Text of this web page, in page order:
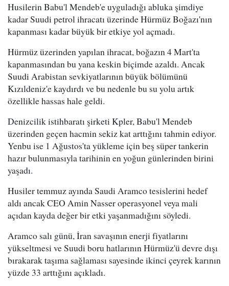
Husilerin Babu'l Mendeb'e uyguladığı abluka şimdiye
kadar Suudi petrol ihracatı üzerinde Hürmüz Boğazı'nın
kapanması kadar büyük bir etkiye yol açmadı.
Hürmüz üzerinden yapılan ihracat, boğazın 4 Mart'ta
kapanmasından bu yana keskin biçimde azaldı. Ancak
Suudi Arabistan sevkiyatlarının büyük bölümünü
Kızıldeniz'e kaydırdı ve bu nedenle bu su yolu artık
özellikle hassas hale geldi.
Denizcilik istihbaratı şirketi Kpler, Babu'l Mendeb
üzerinden geçen hacmin sekiz kat arttığını tahmin ediyor.
Yenbu ise 1 Ağustos'ta yükleme için beş süper tankerin
hazır bulunmasıyla tarihinin en yoğun günlerinden birini
yaşadı.
Husiler temmuz ayında Saudi Aramco tesislerini hedef
aldı ancak CEO Amin Nasser operasyonel veya mali
açıdan kayda değer bir etki yaşanmadığını söyledi.
Aramco salı günü, İran savaşının enerji fiyatlarını
yükseltmesi ve Suudi boru hatlarının Hürmüz'ü devre dışı
bırakarak taşıma sağlaması sayesinde ikinci çeyrek karının
yüzde 33 arttığını açıkladı.